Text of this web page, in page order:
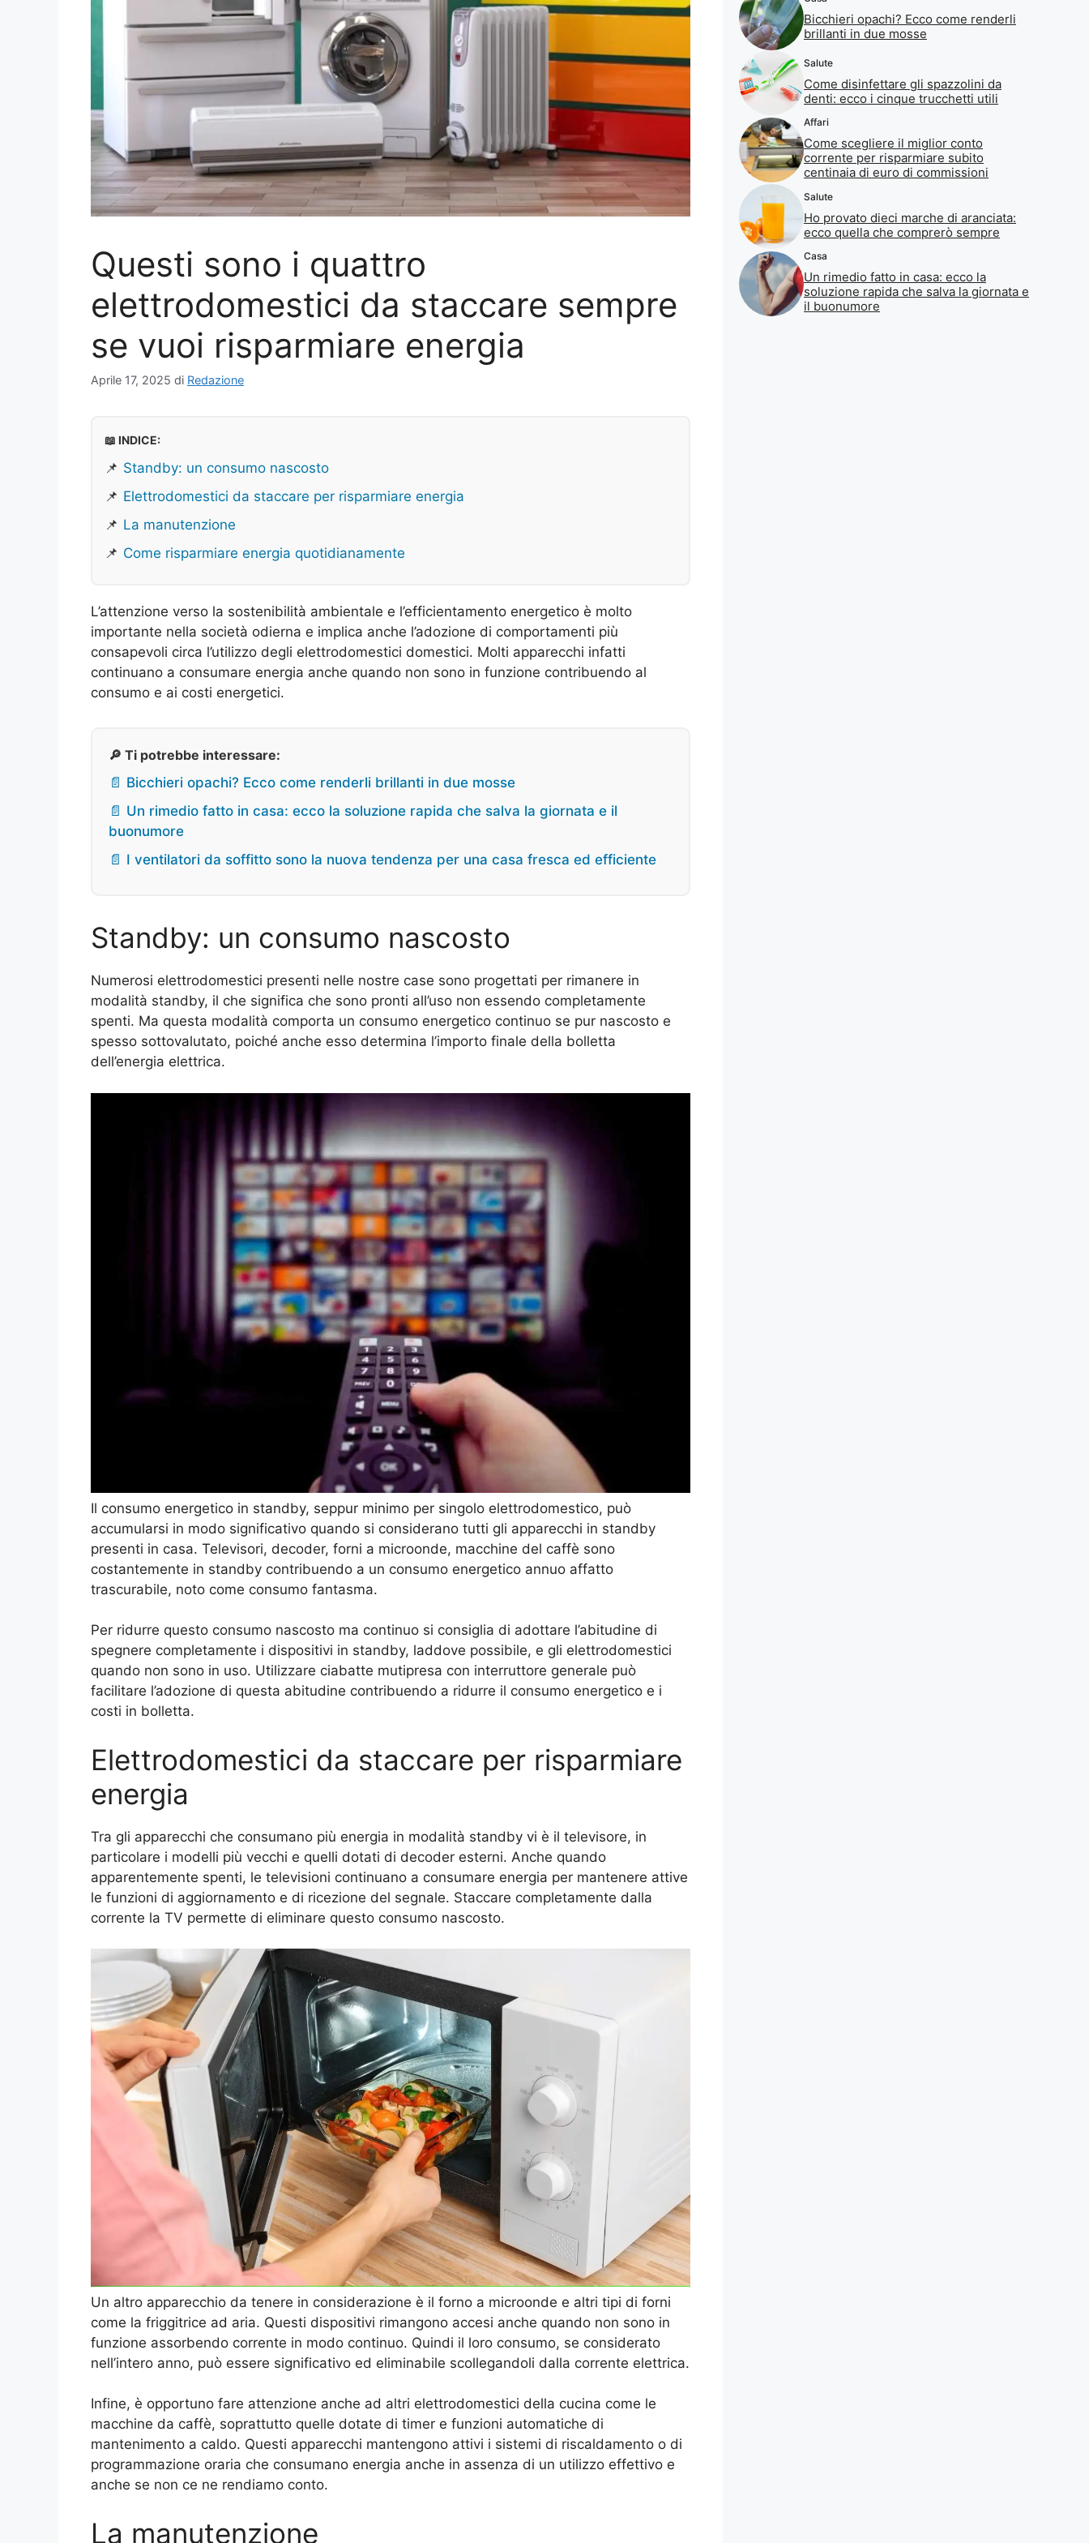
Questi sono i quattro
elettrodomestici da staccare sempre
se vuoi risparmiare energia
Aprile 17, 2025 di Redazione
📖 INDICE:
📌 Standby: un consumo nascosto
📌 Elettrodomestici da staccare per risparmiare energia
📌 La manutenzione
📌 Come risparmiare energia quotidianamente
L’attenzione verso la sostenibilità ambientale e l’efficientamento energetico è molto
importante nella società odierna e implica anche l’adozione di comportamenti più
consapevoli circa l’utilizzo degli elettrodomestici domestici. Molti apparecchi infatti
continuano a consumare energia anche quando non sono in funzione contribuendo al
consumo e ai costi energetici.
🔎 Ti potrebbe interessare:
📄 Bicchieri opachi? Ecco come renderli brillanti in due mosse
📄 Un rimedio fatto in casa: ecco la soluzione rapida che salva la giornata e il
buonumore
📄 I ventilatori da soffitto sono la nuova tendenza per una casa fresca ed efficiente
Standby: un consumo nascosto
Numerosi elettrodomestici presenti nelle nostre case sono progettati per rimanere in
modalità standby, il che significa che sono pronti all’uso non essendo completamente
spenti. Ma questa modalità comporta un consumo energetico continuo se pur nascosto e
spesso sottovalutato, poiché anche esso determina l’importo finale della bolletta
dell’energia elettrica.
Il consumo energetico in standby, seppur minimo per singolo elettrodomestico, può
accumularsi in modo significativo quando si considerano tutti gli apparecchi in standby
presenti in casa. Televisori, decoder, forni a microonde, macchine del caffè sono
costantemente in standby contribuendo a un consumo energetico annuo affatto
trascurabile, noto come consumo fantasma.
Per ridurre questo consumo nascosto ma continuo si consiglia di adottare l’abitudine di
spegnere completamente i dispositivi in standby, laddove possibile, e gli elettrodomestici
quando non sono in uso. Utilizzare ciabatte mutipresa con interruttore generale può
facilitare l’adozione di questa abitudine contribuendo a ridurre il consumo energetico e i
costi in bolletta.
Elettrodomestici da staccare per risparmiare
energia
Tra gli apparecchi che consumano più energia in modalità standby vi è il televisore, in
particolare i modelli più vecchi e quelli dotati di decoder esterni. Anche quando
apparentemente spenti, le televisioni continuano a consumare energia per mantenere attive
le funzioni di aggiornamento e di ricezione del segnale. Staccare completamente dalla
corrente la TV permette di eliminare questo consumo nascosto.
Un altro apparecchio da tenere in considerazione è il forno a microonde e altri tipi di forni
come la friggitrice ad aria. Questi dispositivi rimangono accesi anche quando non sono in
funzione assorbendo corrente in modo continuo. Quindi il loro consumo, se considerato
nell’intero anno, può essere significativo ed eliminabile scollegandoli dalla corrente elettrica.
Infine, è opportuno fare attenzione anche ad altri elettrodomestici della cucina come le
macchine da caffè, soprattutto quelle dotate di timer e funzioni automatiche di
mantenimento a caldo. Questi apparecchi mantengono attivi i sistemi di riscaldamento o di
programmazione oraria che consumano energia anche in assenza di un utilizzo effettivo e
anche se non ce ne rendiamo conto.
La manutenzione
Bicchieri opachi? Ecco come renderli
brillanti in due mosse
Salute
Come disinfettare gli spazzolini da
denti: ecco i cinque trucchetti utili
Affari
Come scegliere il miglior conto
corrente per risparmiare subito
centinaia di euro di commissioni
Salute
Ho provato dieci marche di aranciata:
ecco quella che comprerò sempre
Casa
Un rimedio fatto in casa: ecco la
soluzione rapida che salva la giornata e
il buonumore